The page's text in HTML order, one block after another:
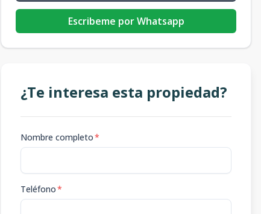
Escribeme por Whatsapp
¿Te interesa esta propiedad?
Nombre completo*
Teléfono*